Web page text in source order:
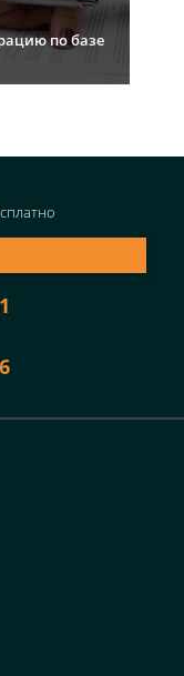
по базе